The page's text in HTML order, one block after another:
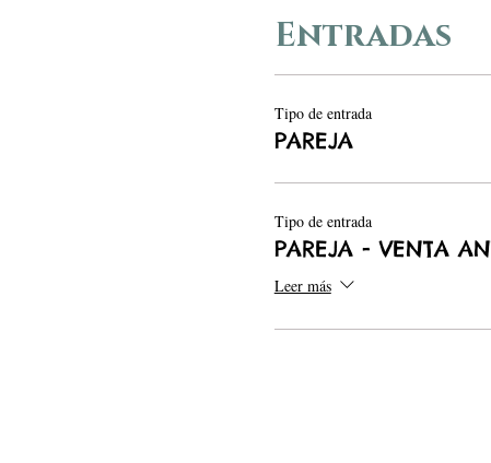
Entradas
Tipo de entrada
PAREJA
Tipo de entrada
PAREJA - VENTA
Leer más